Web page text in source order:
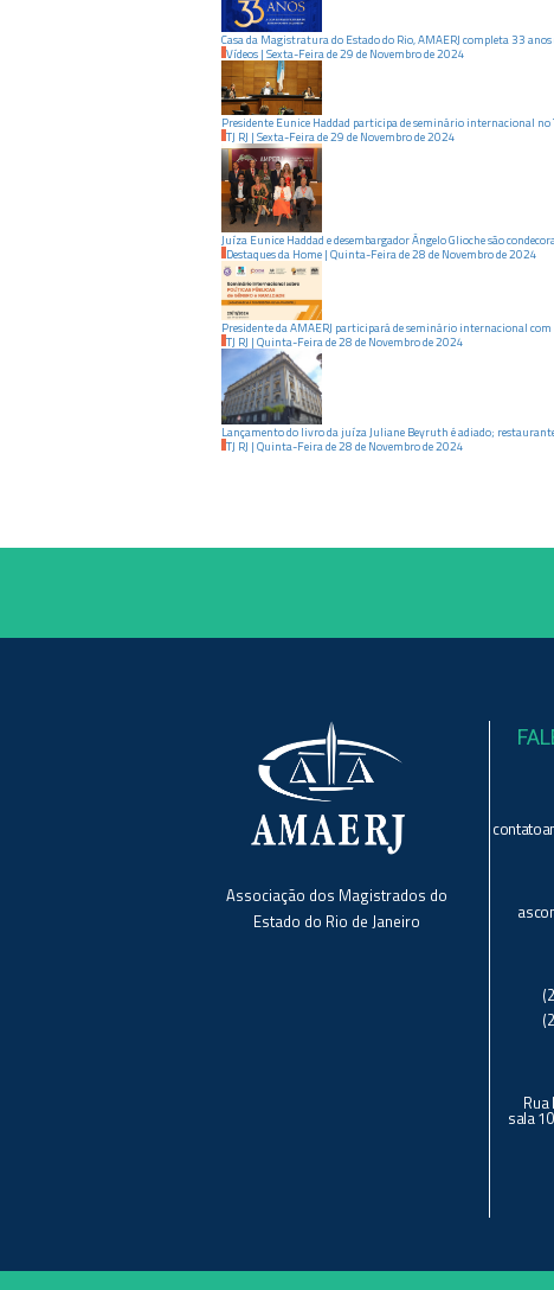
Casa da Magistratura do Estado do Rio, AMAERJ completa 33
Vídeos| Sexta-Feirade29 de Novembrode2024
Presidente Eunice Haddad participa de seminário internacional no
TJ RJ | Sexta-Feirade29 de Novembrode2024
Juíza Eunice Haddad e desembargador Ângelo Glioche são
Destaques da Home| Quinta-Feirade28 de Novembrode2024
Presidente da AMAERJ participará de seminário internacional
TJ RJ | Quinta-Feirade28 de Novembrode2024
Lançamento do livro da juíza Juliane Beyruth é adiado;
TJ RJ | Quinta-Feirade28 de Novembrode2024
Associação dos Magistrados do
Estado do Rio de Janeiro
Rua
sala